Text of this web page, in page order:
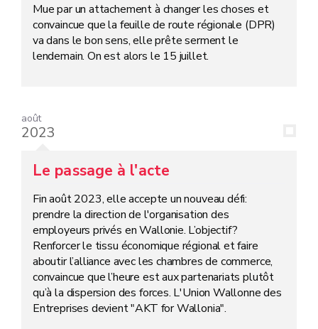
Mue par un attachement à changer les choses et
convaincue que la feuille de route régionale (DPR)
va dans le bon sens, elle prête serment le
lendemain. On est alors le 15 juillet.
août
2023
Le passage à l'acte
Fin août 2023, elle accepte un nouveau défi:
prendre la direction de l'organisation des
employeurs privés en Wallonie. L’objectif?
Renforcer le tissu économique régional et faire
aboutir l’alliance avec les chambres de commerce,
convaincue que l’heure est aux partenariats plutôt
qu’à la dispersion des forces. L'Union Wallonne des
Entreprises devient "AKT for Wallonia".